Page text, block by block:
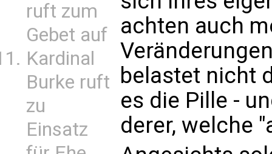
ruft zum
Gebet auf
Kardinal
Burke ruft
zu
Einsatz
achten auch
belastet nicht
es die Pille -
derer, welche